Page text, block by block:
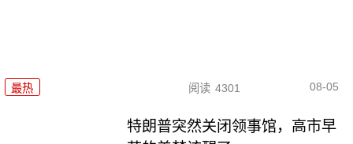
最热 阅读 4301 08-05
特朗普突然关闭领事馆，高市早